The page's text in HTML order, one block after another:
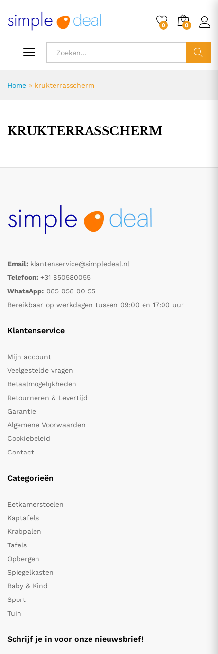
0 0
Home » krukterrasscherm
KRUKTERRASSCHERM
Email: klantenservice@simpledeal.nl
Telefoon: +31 850580055
WhatsApp: 085 058 00 55
Bereikbaar op werkdagen tussen 09:00 en 17:00 uur
Klantenservice
Mijn account
Veelgestelde vragen
Betaalmogelijkheden
Retourneren & Levertijd
Garantie
Algemene Voorwaarden
Cookiebeleid
Contact
Categorieën
Eetkamerstoelen
Kaptafels
Krabpalen
Tafels
Opbergen
Spiegelkasten
Baby & Kind
Sport
Tuin
Schrijf je in voor onze nieuwsbrief!